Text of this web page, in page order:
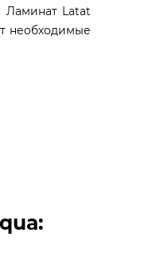
Ламинат Latat
необходимые